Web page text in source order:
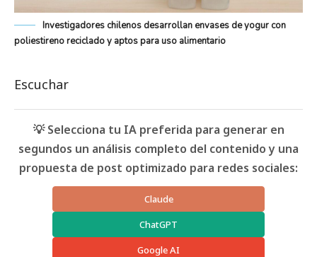
Investigadores chilenos desarrollan envases de yogur con
poliestireno reciclado y aptos para uso alimentario
Escuchar
💡 Selecciona tu IA preferida para generar en
segundos un análisis completo del contenido y una
propuesta de post optimizado para redes sociales:
Claude
ChatGPT
Google AI